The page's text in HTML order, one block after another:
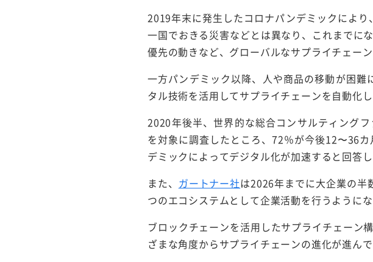
2019年末に発生したコロナパンデミックによ
一国でおきる災害などとは異なり、これまでに
優先の動きなど、グローバルなサプライチェー
一方パンデミック以降、人や商品の移動が困
タル技術を活用してサプライチェーンを自動化
2020年後半、世界的な総合コンサルティング
を対象に調査したところ、72％が今後12〜36
デミックによってデジタル化が加速すると回答し
また、 ガートナー社は2026年までに大企業の半
つのエコシステムとして企業活動を行うように
ブロックチェーンを活用したサプライチェーン
ざまな角度からサプライチェーンの進化が進んで